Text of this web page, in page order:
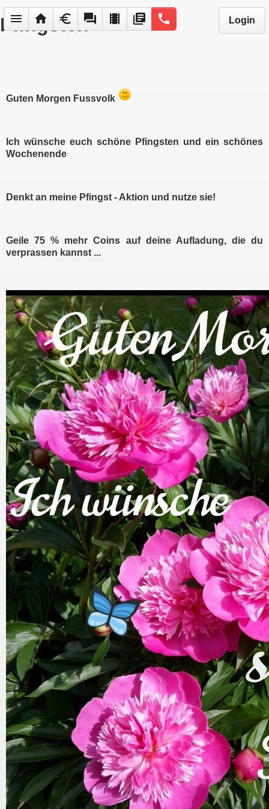
menu home euro forum local_movies library_books phone Login
Pfingsten
Guten Morgen Fussvolk
Ich wünsche euch schöne Pfingsten und ein schönes
Wochenende
Denkt an meine Pfingst - Aktion und nutze sie!
Geile 75 % mehr Coins auf deine Aufladung, die du
verprassen kannst ...